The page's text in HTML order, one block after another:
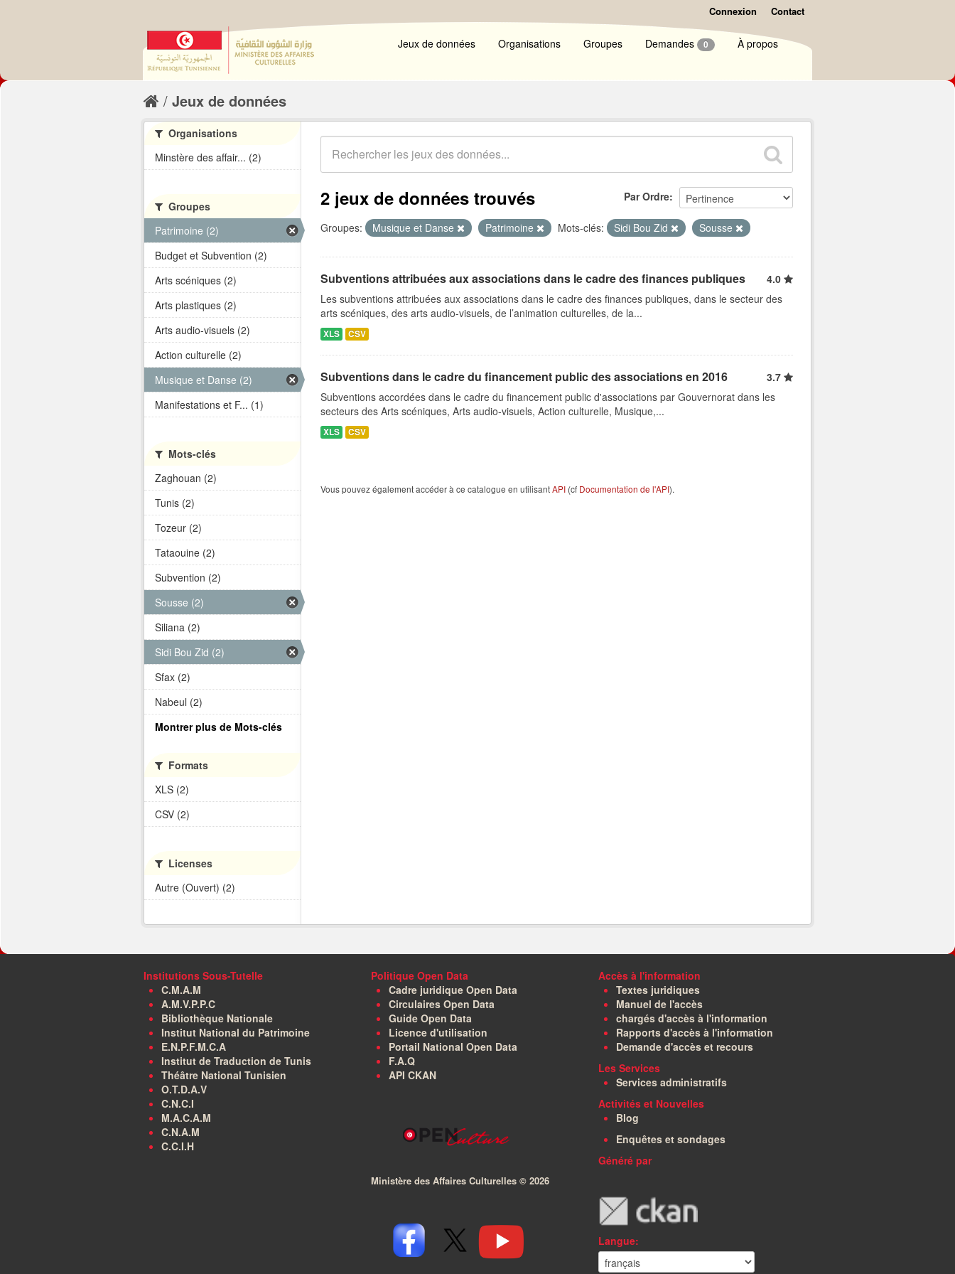
Connexion Contact
Jeux de données Organisations Groupes Demandes 0 À propos
Jeux de données
Par Ordre
2 jeux de données trouvés
Groupes: Musique et Danse Patrimoine Mots-clés: Sidi Bou Zid Sousse
Subventions attribuées aux associations dans le cadre des finances publiques
4.0
Les subventions attribuées aux associations dans le cadre des finances publiques, dans le secteur des
arts scéniques, des arts audio-visuels, de l’animation culturelles, de la...
XLS CSV
Subventions dans le cadre du financement public des associations en 2016
3.7
Subventions accordées dans le cadre du financement public d'associations par Gouvernorat dans les
secteurs des Arts scéniques, Arts audio-visuels, Action culturelle, Musique,...
XLS CSV
Vous pouvez également accéder à ce catalogue en utilisantAPI (cf Documentation de l'API).
Organisations
Minstère des affair... (2)
Groupes
Patrimoine (2)
Budget et Subvention (2)
Arts scéniques (2)
Arts plastiques (2)
Arts audio-visuels (2)
Action culturelle (2)
Musique et Danse (2)
Manifestations et F... (1)
Mots-clés
Zaghouan (2)
Tunis (2)
Tozeur (2)
Tataouine (2)
Subvention (2)
Sousse (2)
Siliana (2)
Sidi Bou Zid (2)
Sfax (2)
Nabeul (2)
Montrer plus de Mots-clés
Formats
XLS (2)
CSV (2)
Licenses
Autre (Ouvert) (2)
Institutions Sous-Tutelle
C.M.A.M
A.M.V.P.P.C
Bibliothèque Nationale
Institut National du Patrimoine
E.N.P.F.M.C.A
Institut de Traduction de Tunis
Théâtre National Tunisien
O.T.D.A.V
C.N.C.I
M.A.C.A.M
C.N.A.M
C.C.I.H
Politique Open Data
Cadre juridique Open Data
Circulaires Open Data
Guide Open Data
Licence d'utilisation
Portail National Open Data
F.A.Q
API CKAN
Ministère des Affaires Culturelles © 2026
Accès à l'information
Textes juridiques
Manuel de l'accès
chargés d'accès à l'information
Rapports d'accès à l'information
Demande d'accès et recours
Les Services
Services administratifs
Activités et Nouvelles
Blog
Enquêtes et sondages
Généré par
Langue